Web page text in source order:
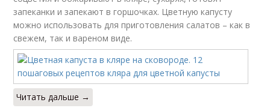
запеканки и запекают в горшочках. Цветную капусту
можно использовать для приготовления салатов – как в
свежем, так и вареном виде.
Читать дальше →